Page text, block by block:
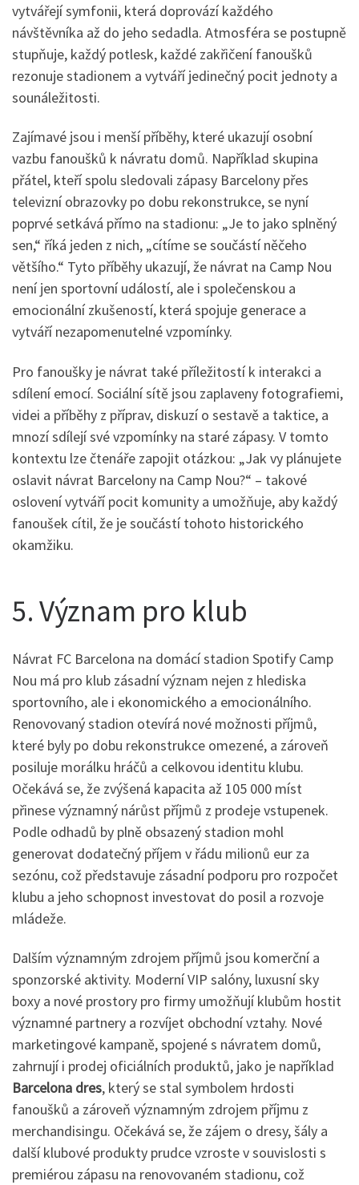
vytvářejí symfonii, která doprovází každého
návštěvníka až do jeho sedadla. Atmosféra se postupně
stupňuje, každý potlesk, každé zakřičení fanoušků
rezonuje stadionem a vytváří jedinečný pocit jednoty a
sounáležitosti.
Zajímavé jsou i menší příběhy, které ukazují osobní
vazbu fanoušků k návratu domů. Například skupina
přátel, kteří spolu sledovali zápasy Barcelony přes
televizní obrazovky po dobu rekonstrukce, se nyní
poprvé setkává přímo na stadionu: „Je to jako splněný
sen,“ říká jeden z nich, „cítíme se součástí něčeho
většího.“ Tyto příběhy ukazují, že návrat na Camp Nou
není jen sportovní událostí, ale i společenskou a
emocionální zkušeností, která spojuje generace a
vytváří nezapomenutelné vzpomínky.
Pro fanoušky je návrat také příležitostí k interakci a
sdílení emocí. Sociální sítě jsou zaplaveny fotografiemi,
videi a příběhy z příprav, diskuzí o sestavě a taktice, a
mnozí sdílejí své vzpomínky na staré zápasy. V tomto
kontextu lze čtenáře zapojit otázkou: „Jak vy plánujete
oslavit návrat Barcelony na Camp Nou?“ – takové
oslovení vytváří pocit komunity a umožňuje, aby každý
fanoušek cítil, že je součástí tohoto historického
okamžiku.
5. Význam pro klub
Návrat FC Barcelona na domácí stadion Spotify Camp
Nou má pro klub zásadní význam nejen z hlediska
sportovního, ale i ekonomického a emocionálního.
Renovovaný stadion otevírá nové možnosti příjmů,
které byly po dobu rekonstrukce omezené, a zároveň
posiluje morálku hráčů a celkovou identitu klubu.
Očekává se, že zvýšená kapacita až 105 000 míst
přinese významný nárůst příjmů z prodeje vstupenek.
Podle odhadů by plně obsazený stadion mohl
generovat dodatečný příjem v řádu milionů eur za
sezónu, což představuje zásadní podporu pro rozpočet
klubu a jeho schopnost investovat do posil a rozvoje
mládeže.
Dalším významným zdrojem příjmů jsou komerční a
sponzorské aktivity. Moderní VIP salóny, luxusní sky
boxy a nové prostory pro firmy umožňují klubům hostit
významné partnery a rozvíjet obchodní vztahy. Nové
marketingové kampaně, spojené s návratem domů,
zahrnují i prodej oficiálních produktů, jako je například
Barcelona dres, který se stal symbolem hrdosti
fanoušků a zároveň významným zdrojem příjmu z
merchandisingu. Očekává se, že zájem o dresy, šály a
další klubové produkty prudce vzroste v souvislosti s
premiérou zápasu na renovovaném stadionu, což